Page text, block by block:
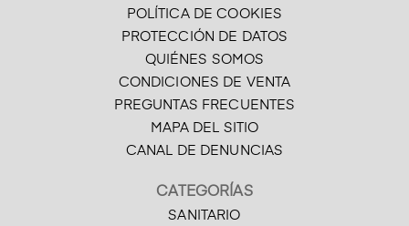
POLÍTICA DE COOKIES
PROTECCIÓN DE DATOS
QUIÉNES SOMOS
CONDICIONES DE VENTA
PREGUNTAS FRECUENTES
MAPA DEL SITIO
CANAL DE DENUNCIAS
CATEGORÍAS
SANITARIO